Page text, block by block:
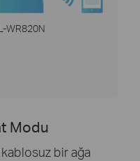
WR820N
Modu
kablosuz bir ağa